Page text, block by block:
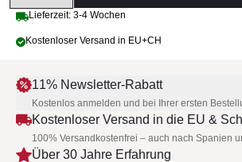
Lieferzeit: 3-4 Wochen
Kostenloser Versand in EU+CH
11% Newsletter-Rabatt
Kostenlos anmelden und bei Ihrer ersten
Kostenloser Versand in die EU &
100% Versandkostenfrei – auch nach Spanien
Über 30 Jahre Erfahrung